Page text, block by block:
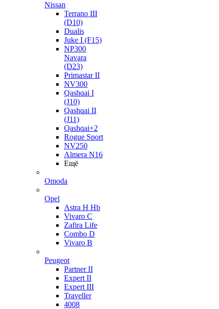
Nissan
Terrano III
(D10)
Dualis
Juke I (F15)
NP300
Navara
(D23)
Primastar II
NV300
Qashqai I
(J10)
Qashqai II
(J11)
Qashqai+2
Rogue Sport
NV250
Almera N16
Ещё
Omoda
Opel
Astra H Hb
Vivaro C
Zafira Life
Combo D
Vivaro B
Peugeot
Partner II
Expert II
Expert III
Traveller
4008